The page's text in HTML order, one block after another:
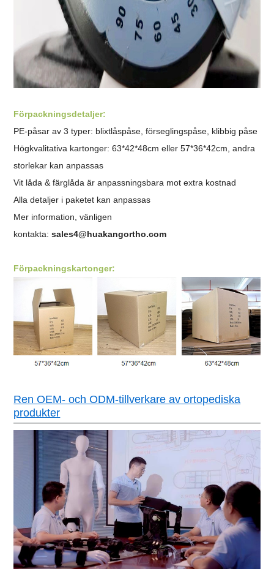
Förpackningsdetaljer:
PE-påsar av 3 typer: blixtlåspåse, förseglingspåse, klibbig påse
Högkvalitativa kartonger: 63*42*48cm eller 57*36*42cm, andra
storlekar kan anpassas
Vit låda & färglåda är anpassningsbara mot extra kostnad
Alla detaljer i paketet kan anpassas
Mer information, vänligen
kontakta:sales4@huakangortho.com
Förpackningskartonger:
Ren OEM- och ODM-tillverkare av ortopediska
produkter